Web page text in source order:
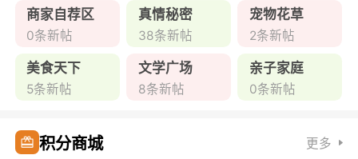
商家自荐区
0条新帖
真情秘密
38条新帖
宠物花草
2条新帖
美食天下
5条新帖
文学广场
8条新帖
亲子家庭
0条新帖
积分商城 更多